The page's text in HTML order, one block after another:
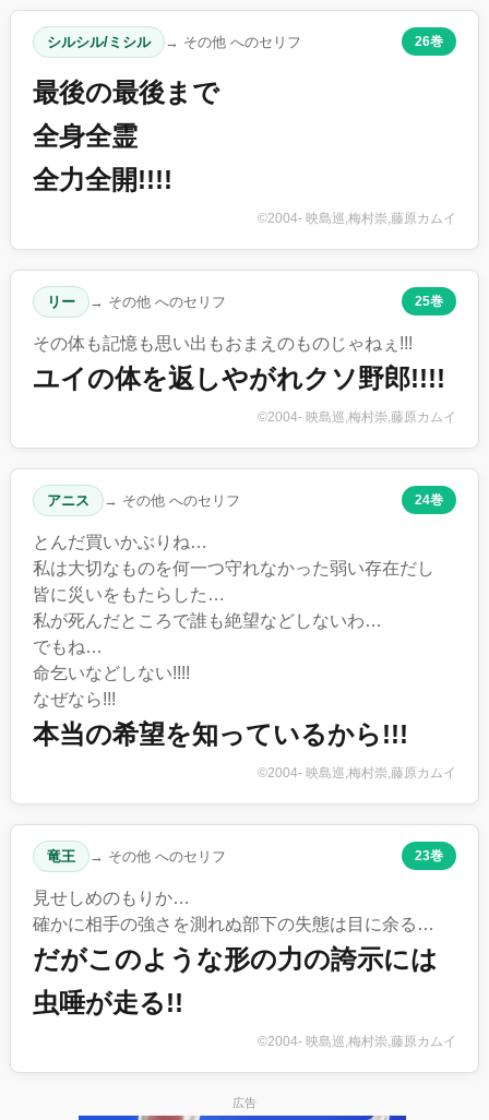
シルシル/ミシル → その他 へのセリフ 26巻
最後の最後まで
全身全霊
全力全開!!!!
©2004- 映島巡,梅村崇,藤原カムイ
リー → その他 へのセリフ 25巻
その体も記憶も思い出もおまえのものじゃねぇ!!!
ユイの体を返しやがれクソ野郎!!!!
©2004- 映島巡,梅村崇,藤原カムイ
アニス → その他 へのセリフ 24巻
とんだ買いかぶりね…
私は大切なものを何一つ守れなかった弱い存在だし
皆に災いをもたらした…
私が死んだところで誰も絶望などしないわ…
でもね…
命乞いなどしない!!!!
なぜなら!!!
本当の希望を知っているから!!!
©2004- 映島巡,梅村崇,藤原カムイ
竜王 → その他 へのセリフ 23巻
見せしめのもりか…
確かに相手の強さを測れぬ部下の失態は目に余る…
だがこのような形の力の誇示には
虫唾が走る!!
©2004- 映島巡,梅村崇,藤原カムイ
広告